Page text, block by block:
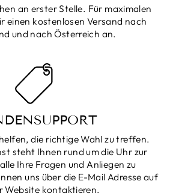
an erster Stelle. Für maximalen
einen kostenlosen Versand nach
und nach Österreich an.
die richtige Wahl zu treffen.
steht Ihnen rund um die Uhr zur
Ihre Fragen und Anliegen zu
uns über die E-Mail Adresse auf
Website kontaktieren.